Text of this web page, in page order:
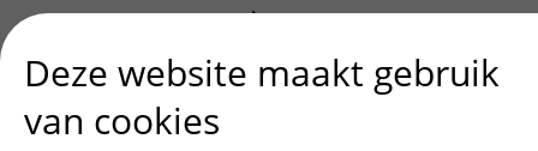
Opvragen kopie dossier
Bezoektijden
Onderwijs en onderzoek
Deze website maakt gebruik
van cookies